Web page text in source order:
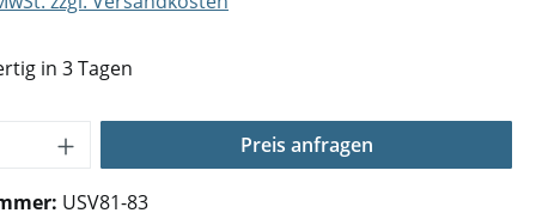
in 3 Tagen
Anzahl: Gib den gewünschten Wert
Preis anfragen
USV81-83